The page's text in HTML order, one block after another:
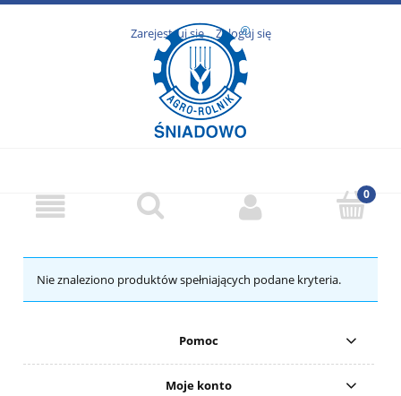
Zarejestruj się Zaloguj się
Nie znaleziono produktów spełniających podane kryteria.
Pomoc
Moje konto